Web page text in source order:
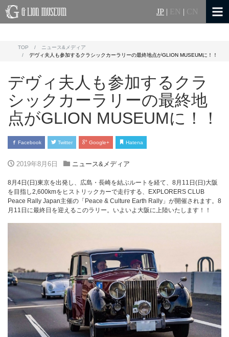
JP | EN | CN
TOP
ニュース&メディア
デヴィ夫人も参加するクラシックカーラリーの最終地点がGLION MUSEUMに！！
デヴィ夫人も参加するクラ
シックカーラリーの最終地
点がGLION MUSEUMに！！
Facebook Twitter Google+ Hatena
2019年8月6日 ニュース&メディア
8⽉4⽇(⽇)東京を出発し、広島・⻑崎を結ぶルートを経て、8⽉11⽇(⽇)⼤阪
を目指し2,600kmをヒストリックカーで走行する、EXPLORERS CLUB
Peace Rally Japan主催の「Peace & Culture Earth Rally」が開催されます。8
月11日に最終日を迎えるこのラリー。いよいよ大阪に上陸いたします！！